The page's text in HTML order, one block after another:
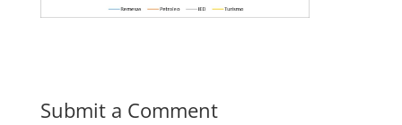
Submit a Comment